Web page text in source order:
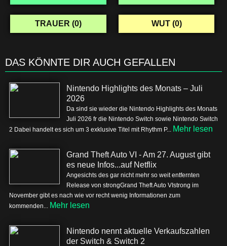
TRAUER (0) WUT (0)
DAS KÖNNTE DIR AUCH GEFALLEN
Nintendo Highlights des Monats – Juli
2026
Da sind sie wieder die Nintendo Highlights des Monats
Juli 2026 fr die Nintendo Switch sowie Nintendo Switch
2 Dabei handelt es sich um 3 exklusive Titel mit Rhythm P... Mehr lesen
Grand Theft Auto VI - Am 27. August gibt
es neue Infos...auf Netflix
Angesichts des gar nicht mehr so weit entfernten
Release von strongGrand Theft Auto VIstrong im
November gibt es nach wie vor recht wenig Informationen zum
kommenden... Mehr lesen
Nintendo nennt aktuelle Verkaufszahlen
der Switch & Switch 2